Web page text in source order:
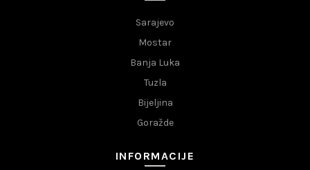
Sarajevo
Mostar
Banja Luka
Tuzla
Bijeljina
Goražde
INFORMACIJE